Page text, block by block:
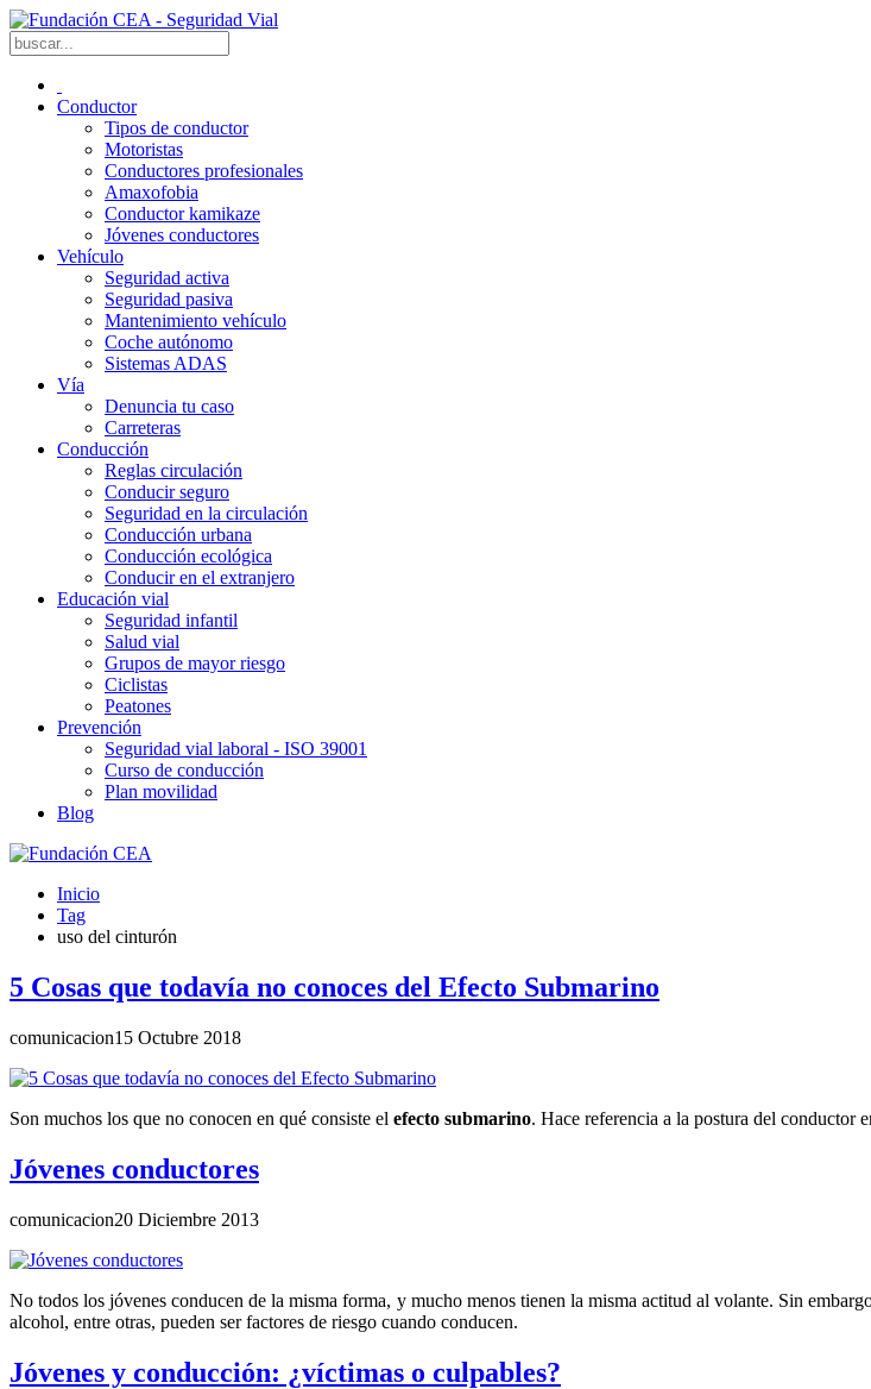
Conductor
Tipos de conductor
Motoristas
Conductores profesionales
Amaxofobia
Conductor kamikaze
Jóvenes conductores
Vehículo
Seguridad activa
Seguridad pasiva
Mantenimiento vehículo
Coche autónomo
Sistemas ADAS
Vía
Denuncia tu caso
Carreteras
Conducción
Reglas circulación
Conducir seguro
Seguridad en la circulación
Conducción urbana
Conducción ecológica
Conducir en el extranjero
Educación vial
Seguridad infantil
Salud vial
Grupos de mayor riesgo
Ciclistas
Peatones
Prevención
Seguridad vial laboral - ISO 39001
Curso de conducción
Plan movilidad
Blog
Inicio
Tag
uso del cinturón
5 Cosas que todavía no conoces del Efecto Submarino
comunicacion15 Octubre 2018
Son muchos los que no conocen en qué consiste el efecto submarino. Hace referencia a la postura del conductor
Jóvenes conductores
comunicacion20 Diciembre 2013
No todos los jóvenes conducen de la misma forma, y mucho menos tienen la misma actitud al volante. Sin
alcohol, entre otras, pueden ser factores de riesgo cuando conducen.
Jóvenes y conducción: ¿víctimas o culpables?